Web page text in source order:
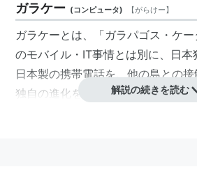
ガラケー (コンピュータ) 【がらけー】
ガラケーとは、「ガラパゴス・ケ
のモバイル・IT事情とは別に、日本
日本製の携帯電話を、他の島との
独自の進化を遂げたガラパゴス諸
解説の続きを読む